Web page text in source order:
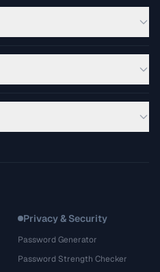
Privacy & Security
Password Generator
Password Strength Checker